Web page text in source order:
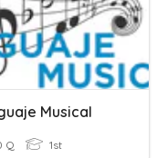
Musical
Q 1st